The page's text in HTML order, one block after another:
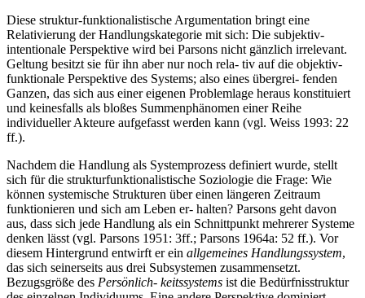
Diese struktur-funktionalistische Argumentation bringt eine
Relativierung der Handlungskategorie mit sich: Die subjektiv-
intentionale Perspektive wird bei Parsons nicht gänzlich irrelevant.
Geltung besitzt sie für ihn aber nur noch rela- tiv auf die objektiv-
funktionale Perspektive des Systems; also eines übergrei- fenden
Ganzen, das sich aus einer eigenen Problemlage heraus konstituiert
und keinesfalls als bloßes Summenphänomen einer Reihe
individueller Akteure aufgefasst werden kann (vgl. Weiss 1993: 22
ff.).
Nachdem die Handlung als Systemprozess definiert wurde, stellt
sich für die strukturfunktionalistische Soziologie die Frage: Wie
können systemische Strukturen über einen längeren Zeitraum
funktionieren und sich am Leben er- halten? Parsons geht davon
aus, dass sich jede Handlung als ein Schnittpunkt mehrerer Systeme
denken lässt (vgl. Parsons 1951: 3ff.; Parsons 1964a: 52 ff.). Vor
diesem Hintergrund entwirft er ein allgemeines Handlungssystem,
das sich seinerseits aus drei Subsystemen zusammensetzt.
Bezugsgröße des Persönlich- keitssystems ist die Bedürfnisstruktur